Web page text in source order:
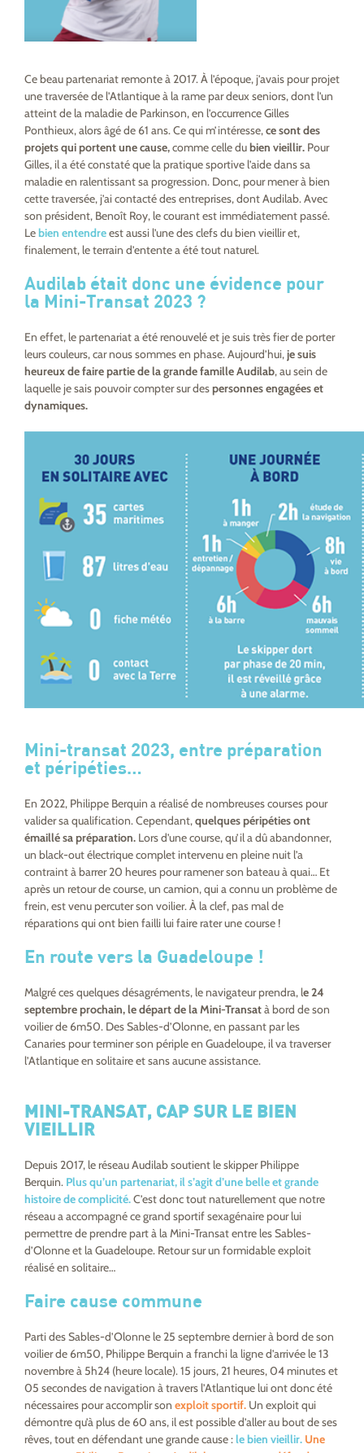
Ce beau partenariat remonte à 2017. À l’époque, j’avais pour projet
une traversée de l’Atlantique à la rame par deux seniors, dont l’un
atteint de la maladie de Parkinson, en l’occurrence Gilles
Ponthieux, alors âgé de 61 ans. Ce qui m’intéresse,ce sont des
projets qui portent une cause,comme celle dubien vieillir. Pour
Gilles, il a été constaté que la pratique sportive l’aide dans sa
maladie en ralentissant sa progression. Donc, pour mener à bien
cette traversée, j’ai contacté des entreprises, dont Audilab. Avec
son président, Benoît Roy, le courant est immédiatement passé.
Lebien entendreest aussi l’une des clefs du bien vieillir et,
finalement, le terrain d’entente a été tout naturel.
Audilab était donc une évidence pour
la Mini-Transat 2023 ?
En effet, le partenariat a été renouvelé et je suis très fier de porter
leurs couleurs, car nous sommes en phase. Aujourd’hui,je suis
heureux de faire partie de la grande famille Audilab, au sein de
laquelle je sais pouvoir compter sur despersonnes engagées et
dynamiques.
Mini-transat 2023, entre préparation
et péripéties…
En 2022, Philippe Berquin a réalisé de nombreuses courses pour
valider sa qualification. Cependant,quelques péripéties ont
émaillé sa préparation. Lors d’une course, qu’il a dû abandonner,
un black-out électrique complet intervenu en pleine nuit l’a
contraint à barrer 20 heures pour ramener son bateau à quai… Et
après un retour de course, un camion, qui a connu un problème de
frein, est venu percuter son voilier. À la clef, pas mal de
réparations qui ont bien failli lui faire rater une course !
En route vers la Guadeloupe !
Malgré ces quelques désagréments, le navigateur prendra, le 24
septembre prochain, le départ de la Mini-Transatà bord de son
voilier de 6m50. Des Sables-d’Olonne, en passant par les
Canaries pour terminer son périple en Guadeloupe, il va traverser
l’Atlantique en solitaire et sans aucune assistance.
MINI-TRANSAT, CAP SUR LE BIEN
VIEILLIR
Depuis 2017, le réseau Audilab soutient le skipper Philippe
Berquin. Plus qu’un partenariat, il s’agit d’une belle et grande
histoire de complicité.C’est donc tout naturellement que notre
réseau a accompagné ce grand sportif sexagénaire pour lui
permettre de prendre part à la Mini-Transat entre les Sables-
d’Olonne et la Guadeloupe. Retour sur un formidable exploit
réalisé en solitaire…
Faire cause commune
Parti des Sables-d’Olonne le 25 septembre dernier à bord de son
voilier de 6m50, Philippe Berquin a franchi la ligne d’arrivée le 13
novembre à 5h24 (heure locale). 15 jours, 21 heures, 04 minutes et
05 secondes de navigation à travers l’Atlantique lui ont donc été
nécessaires pour accomplir son exploit sportif. Un exploit qui
démontre qu’à plus de 60 ans, il est possible d’aller au bout de ses
rêves, tout en défendant une grande cause :le bien vieillir. Une